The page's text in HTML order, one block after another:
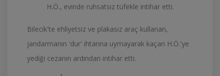
H.Ö., evinde ruhsatsız tüfekle intihar etti.
Bilecik'te ehliyetsiz ve plakasız araç kullanan,
jandarmanın 'dur' ihtarına uymayarak kaçan H.Ö.'ye
yediği cezanın ardından intihar etti.